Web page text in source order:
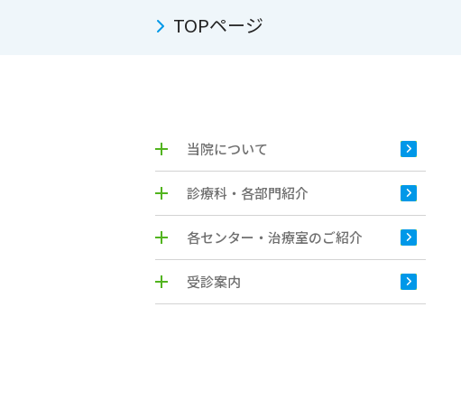
TOPページ
当院について
診療科・各部門紹介
各センター・治療室のご紹介
受診案内